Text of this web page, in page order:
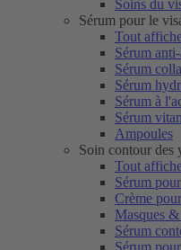
Soins du
Sérum pour le
Tout
Sérum
Sérum
Sérum
Sérum à
Sérum
Ampoules
Soin contour des
Tout
Sérum
Crème
Masques
Sérum
Sérum